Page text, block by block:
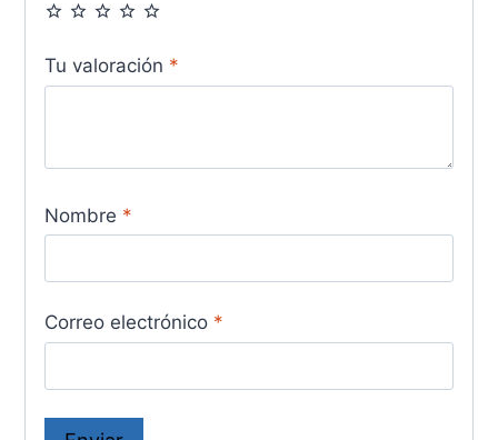
Tu valoración *
Nombre *
Correo electrónico *